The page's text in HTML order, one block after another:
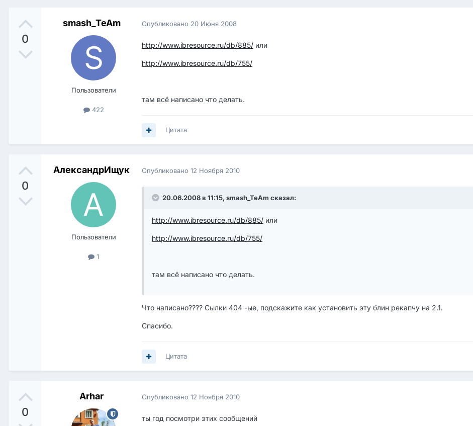
0
smash_TeAm
Пользователи
422
Опубликовано 20 Июня 2008
http://www.ibresource.ru/db/885/ или
http://www.ibresource.ru/db/755/
там всё написано что делать.
Цитата
0
АлександрИщук
Пользователи
1
Опубликовано 12 Ноября 2010
20.06.2008 в 11:15, smash_TeAm сказал:
http://www.ibresource.ru/db/885/ или
http://www.ibresource.ru/db/755/
там всё написано что делать.
Что написано???? Сылки 404 -ые, подскажите как установить эту блин рекапчу на 2.1.
Спасибо.
Цитата
0
Arhar Опубликовано 12 Ноября 2010
ты год посмотри этих сообщений